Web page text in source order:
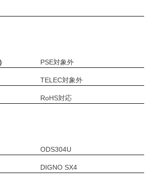
PSE対象外
TELEC対象外
RoHS対応
ODS304U
DIGNO SX4